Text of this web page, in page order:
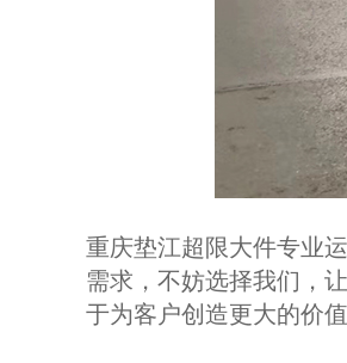
重庆垫江超限大件专业
需求，不妨选择我们，
于为客户创造更大的价